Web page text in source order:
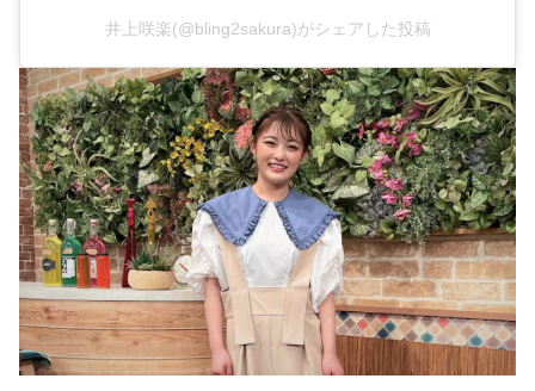
井上咲楽(@bling2sakura)がシェアした投稿